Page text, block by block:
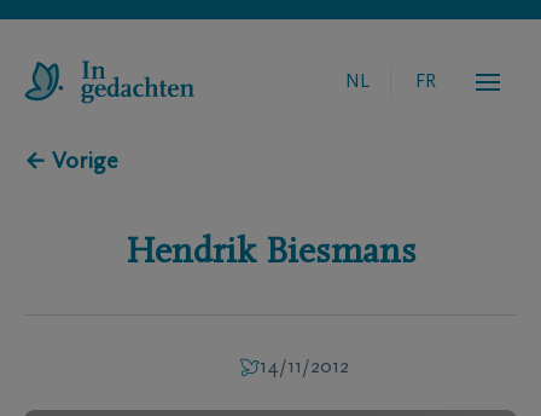
NL FR
← Vorige
Hendrik Biesmans
14/11/2012